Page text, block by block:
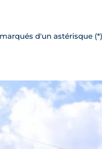
d'un astérisque